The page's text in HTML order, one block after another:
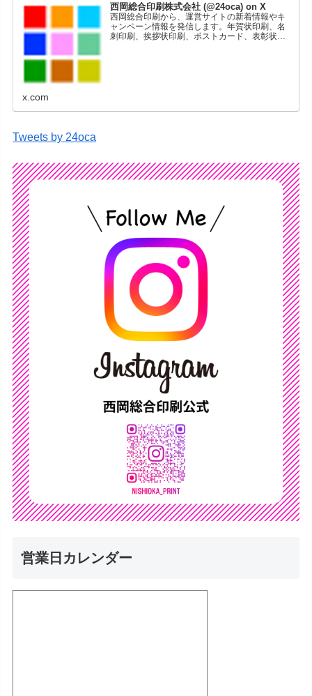
西岡総合印刷株式会社 (@24oca) on X
西岡総合印刷から、運営サイトの新着情報やキ
ャンペーン情報を発信します。年賀状印刷、名
刺印刷、挨拶状印刷、ポストカード、表彰状印
x.com
Tweets by 24oca
営業日カレンダー